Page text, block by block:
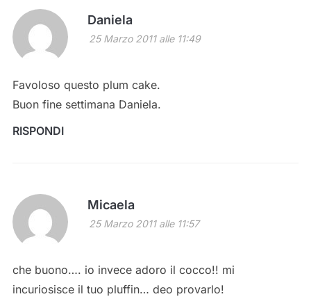
Daniela
25 Marzo 2011 alle 11:49
Favoloso questo plum cake.
Buon fine settimana Daniela.
RISPONDI
Micaela
25 Marzo 2011 alle 11:57
che buono…. io invece adoro il cocco!! mi
incuriosisce il tuo pluffin… deo provarlo!